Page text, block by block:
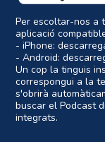
Per escoltar-nos a
aplicació
- iPhone:
- Android:
Un cop la tinguis
correspongui a la
s'obrirà
buscar el Podcast
integrats.